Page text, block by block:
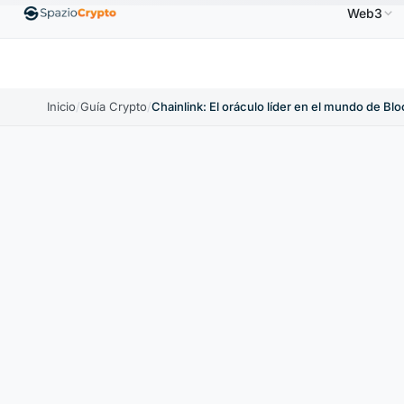
↑1.10% EthereumETH 0,9991 US$↑0.00%
Web3
Inicio/Guía Crypto/Chainlink: El oráculo líder en el mundo de